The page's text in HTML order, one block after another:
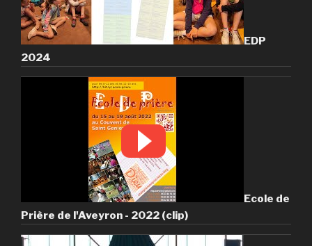
EDP
2024
Ecole de
Prière de l'Aveyron - 2022 (clip)